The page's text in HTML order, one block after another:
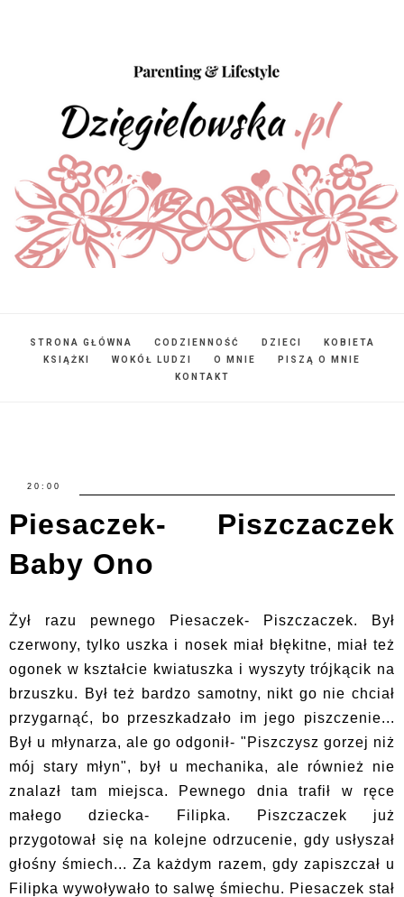
STRONA GŁÓWNA CODZIENNOŚĆ DZIECI
KOBIETA
KSIĄŻKI
WOKÓŁ LUDZI O MNIE
PISZĄ O MNIE
KONTAKT
20:00
Piesaczek- Piszczaczek
Baby Ono
Żył razu pewnego Piesaczek- Piszczaczek. Był
czerwony, tylko uszka i nosek miał błękitne, miał też
ogonek w kształcie kwiatuszka i wyszyty trójkącik na
brzuszku. Był też bardzo samotny, nikt go nie chciał
przygarnąć, bo przeszkadzało im jego piszczenie...
Był u młynarza, ale go odgonił- "Piszczysz gorzej niż
mój stary młyn", był u mechanika, ale również nie
znalazł tam miejsca. Pewnego dnia trafił w ręce
małego dziecka- Filipka. Piszczaczek już
przygotował się na kolejne odrzucenie, gdy usłyszał
głośny śmiech... Za każdym razem, gdy zapiszczał u
Filipka wywoływało to salwę śmiechu. Piesaczek stał